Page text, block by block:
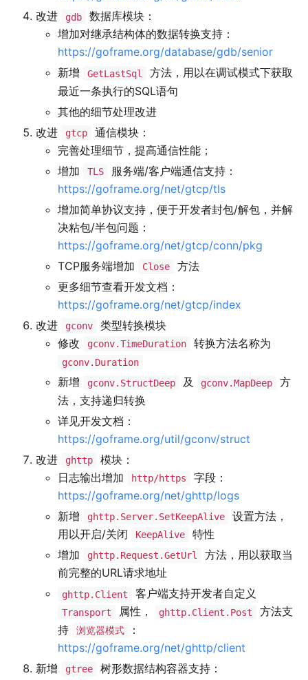
改进
gdb
数据库模块：
增加对继承结构体的数据转换支持：
https://goframe.org/database/gdb/senior
新增
GetLastSql
方法，用以在调试模式下获取
最近一条执行的SQL语句
其他的细节处理改进
改进
gtcp
通信模块：
完善处理细节，提高通信性能；
增加
TLS
服务端/客户端通信支持：
https://goframe.org/net/gtcp/tls
增加简单协议支持，便于开发者封包/解包，并解
决粘包/半包问题：
https://goframe.org/net/gtcp/conn/pkg
TCP服务端增加
Close
方法
更多细节查看开发文档：
https://goframe.org/net/gtcp/index
改进
gconv
类型转换模块
修改
gconv.TimeDuration 转换方法名称为
gconv.Duration
新增 gconv.StructDeep 及 gconv.MapDeep
方
法，支持递归转换
详见开发文档：
https://goframe.org/util/gconv/struct
改进
ghttp
模块：
日志输出增加
http/https
字段：
https://goframe.org/net/ghttp/logs
新增
ghttp.Server.SetKeepAlive
设置方法，
用以开启/关闭
KeepAlive
特性
增加
ghttp.Request.GetUrl
方法，用以获取当
前完整的URL请求地址
ghttp.Client 客户端支持开发者自定义
Transport 属性， ghttp.Client.Post
方法支
持
浏览器模式
：
https://goframe.org/net/ghttp/client
新增
gtree
树形数据结构容器支持：